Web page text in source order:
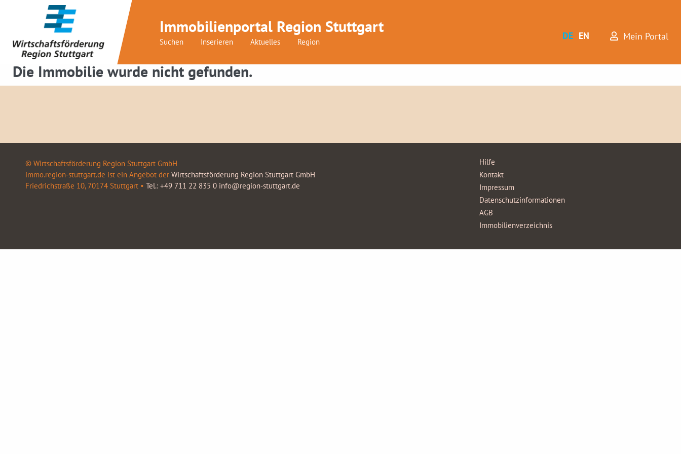
Immobilienportal Region Stuttgart
Suchen Inserieren Aktuelles Region
DE EN Mein Portal
Die Immobilie wurde nicht gefunden.
© Wirtschaftsförderung Region Stuttgart GmbH
immo.region-stuttgart.de ist ein Angebot der Wirtschaftsförderung Region Stuttgart GmbH
Friedrichstraße 10, 70174 Stuttgart • Tel.: +49 711 22 835 0 info@region-stuttgart.de
Hilfe
Kontakt
Impressum
Datenschutzinformationen
AGB
Immobilienverzeichnis